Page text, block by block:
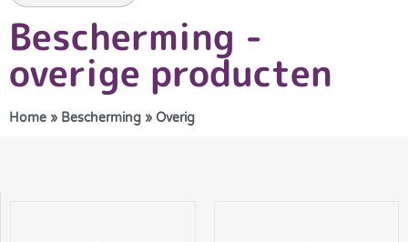
Bescherming -
overige producten
Home » Bescherming » Overig